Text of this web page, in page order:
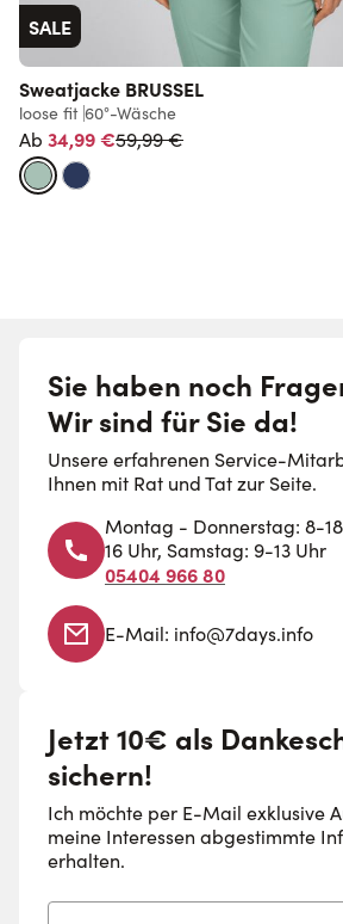
SALE
Sweatjacke BRUSSEL
loose fit 60°-Wäsche
Ab 34,99 €Normalpreis
59,99 €
Sie haben noch
Wir sind für Sie da!
Unsere erfahrenen Service-
Ihnen mit Rat und Tat zur Seite.
Montag - Donnerstag: 8-
16 Uhr, Samstag: 9-13 Uhr
05404 966 80
E-Mail: info@7days.info
Jetzt 10€ als
sichern!
Ich möchte per E-Mail exklusive
meine Interessen abgestimmte
erhalten.